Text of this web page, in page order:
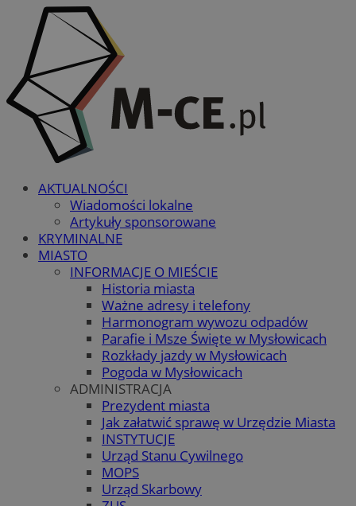
AKTUALNOŚCI
Wiadomości lokalne
Artykuły sponsorowane
KRYMINALNE
MIASTO
INFORMACJE O MIEŚCIE
Historia miasta
Ważne adresy i telefony
Harmonogram wywozu odpadów
Parafie i Msze Święte w Mysłowicach
Rozkłady jazdy w Mysłowicach
Pogoda w Mysłowicach
ADMINISTRACJA
Prezydent miasta
Jak załatwić sprawę w Urzędzie Miasta
INSTYTUCJE
Urząd Stanu Cywilnego
MOPS
Urząd Skarbowy